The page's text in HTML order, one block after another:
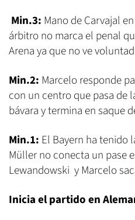
Min.3: Mano de Carvajal
árbitro no marca el penal
Arena ya que no ve
Min.2: Marcelo responde
con un centro que pasa de
bávara y termina en saque
Min.1: El Bayern ha tenido
Müller no conecta un pase
Lewandowski y Marcelo
Inicia el partido en